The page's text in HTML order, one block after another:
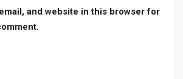
and website in this browser for